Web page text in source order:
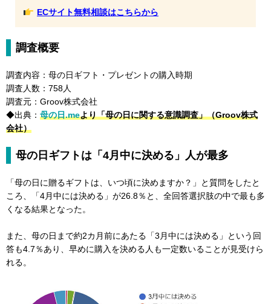
ECサイト無料相談はこちらから
調査概要
調査内容：母の日ギフト・プレゼントの購入時期
調査人数：758人
調査元：Groov株式会社
◆出典： ⺟の⽇.meより「母の日に関する意識調査」（Groov株式
会社）
母の日ギフトは「4月中に決める」人が最多
「母の日に贈るギフトは、いつ頃に決めますか？」と質問をしたと
ころ、「4月中には決める」が26.8％と、全回答選択肢の中で最も多
くなる結果となった。
また、母の日まで約2カ月前にあたる「3月中には決める」という回
答も4.7％あり、早めに購入を決める人も一定数いることが見受けら
れる。